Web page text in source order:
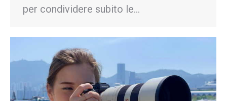
per condividere subito le…